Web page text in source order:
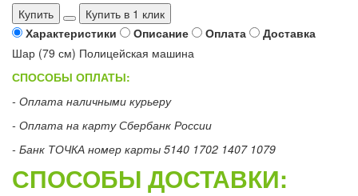
Купить
Купить в 1 клик
Характеристики
Описание Оплата
Доставка
Шар (79 см) Полицейская машина
СПОСОБЫ ОПЛАТЫ:
- Оплата наличными курьеру
- Оплата на карту Сбербанк России
- Банк ТОЧКА номер карты 5140 1702 1407 1079
СПОСОБЫ ДОСТАВКИ: